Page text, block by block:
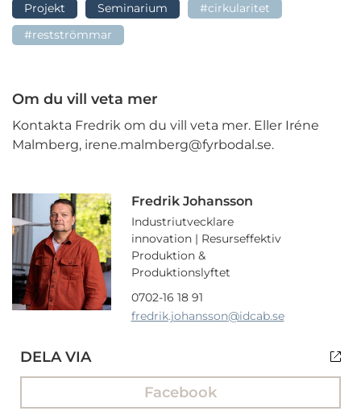
Projekt Seminarium
#cirkularitet
#restströmmar
Om du vill veta mer
Kontakta Fredrik om du vill veta mer. Eller Iréne
Malmberg, irene.malmberg@fyrbodal.se.
Fredrik Johansson
Industriutvecklare
innovation | Resurseffektiv
Produktion &
Produktionslyftet
0702-16 18 91
fredrik.johansson@idcab.se
DELA VIA
Facebook